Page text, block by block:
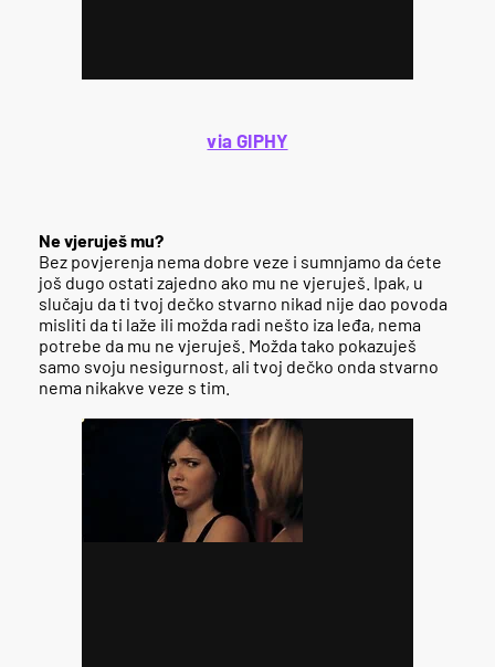
via GIPHY
Ne vjeruješ mu?
Bez povjerenja nema dobre veze i sumnjamo da ćete
još dugo ostati zajedno ako mu ne vjeruješ. Ipak, u
slučaju da ti tvoj dečko stvarno nikad nije dao povoda
misliti da ti laže ili možda radi nešto iza leđa, nema
potrebe da mu ne vjeruješ. Možda tako pokazuješ
samo svoju nesigurnost, ali tvoj dečko onda stvarno
nema nikakve veze s tim.